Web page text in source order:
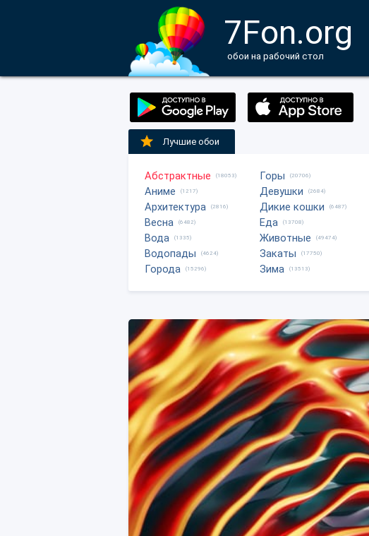
7Fon.org
обои на рабочий стол
Лучшие обои
Абстрактные (18053)
Аниме (1217)
Архитектура (2816)
Весна (6482)
Вода (1335)
Водопады (4624)
Города (15296)
Горы (20706)
Девушки (2684)
Дикие кошки (6487)
Еда (13708)
Животные (49474)
Закаты (17750)
Зима (13513)